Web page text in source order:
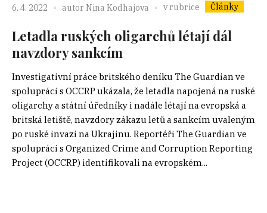
6. 4. 2022 autor Nina Kodhajova v rubrice Články
Letadla ruských oligarchů létají dál
navzdory sankcím
Investigativní práce britského deníku The Guardian ve
spolupráci s OCCRP ukázala, že letadla napojená na ruské
oligarchy a státní úředníky i nadále létají na evropská a
britská letiště, navzdory zákazu letů a sankcím uvaleným
po ruské invazi na Ukrajinu. Reportéři The Guardian ve
spolupráci s Organized Crime and Corruption Reporting
Project (OCCRP) identifikovali na evropském...